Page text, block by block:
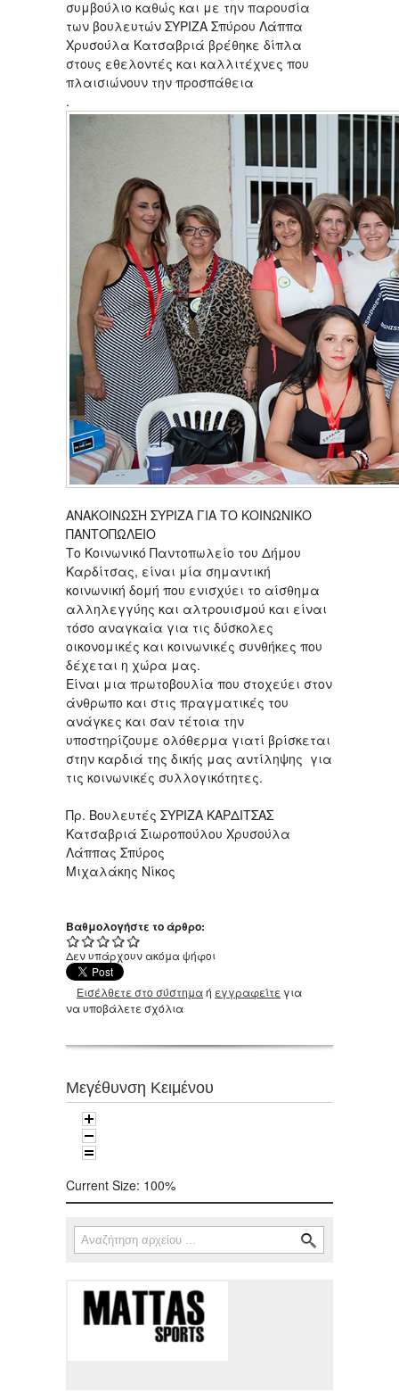
συμβούλιο καθώς και με την παρουσία
των βουλευτών ΣΥΡΙΖΑ Σπύρου Λάππα
Χρυσούλα Κατσαβριά βρέθηκε δίπλα
στους εθελοντές και καλλιτέχνες που
πλαισιώνουν την προσπάθεια
.
ΑΝΑΚΟΙΝΩΣΗ ΣΥΡΙΖΑ ΓΙΑ ΤΟ ΚΟΙΝΩΝΙΚΟ
ΠΑΝΤΟΠΩΛΕΙΟ
Το Κοινωνικό Παντοπωλείο του Δήμου
Καρδίτσας, είναι μία σημαντική
κοινωνική δομή που ενισχύει το αίσθημα
αλληλεγγύης και αλτρουισμού και είναι
τόσο αναγκαία για τις δύσκολες
οικονομικές και κοινωνικές συνθήκες που
δέχεται η χώρα μας.
Είναι μια πρωτοβουλία που στοχεύει στον
άνθρωπο και στις πραγματικές του
ανάγκες και σαν τέτοια την
υποστηρίζουμε ολόθερμα γιατί βρίσκεται
στην καρδιά της δικής μας αντίληψης για
τις κοινωνικές συλλογικότητες.
Πρ. Βουλευτές ΣΥΡΙΖΑ ΚΑΡΔΙΤΣΑΣ
Κατσαβριά Σιωροπούλου Χρυσούλα
Λάππας Σπύρος
Μιχαλάκης Νίκος
Βαθμολογήστε το άρθρο:
Δεν υπάρχουν ακόμα ψήφοι
Εισέλθετε στο σύστημαή εγγραφείτε για
να υποβάλετε σχόλια
Μεγέθυνση Κειμένου
Current Size: 100%
Φόρμα αναζήτησης
Αναζήτηση